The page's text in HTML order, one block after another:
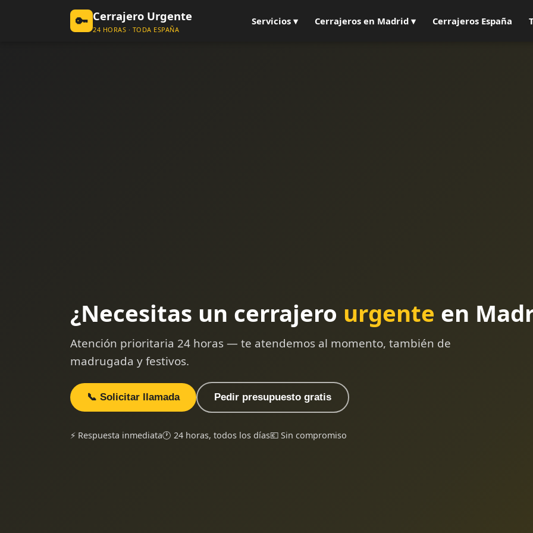
🔑 Cerrajero Urgente
24 HORAS · TODA ESPAÑA
Servicios ▾ Cerrajeros en Madrid ▾ Cerrajeros España
¿Necesitas un cerrajero urgente en
Atención prioritaria 24 horas — te atendemos al momento, también de
madrugada y festivos.
📞 Solicitar llamada Pedir presupuesto gratis
⚡ Respuesta inmediata🕐 24 horas, todos los días💶 Sin compromiso